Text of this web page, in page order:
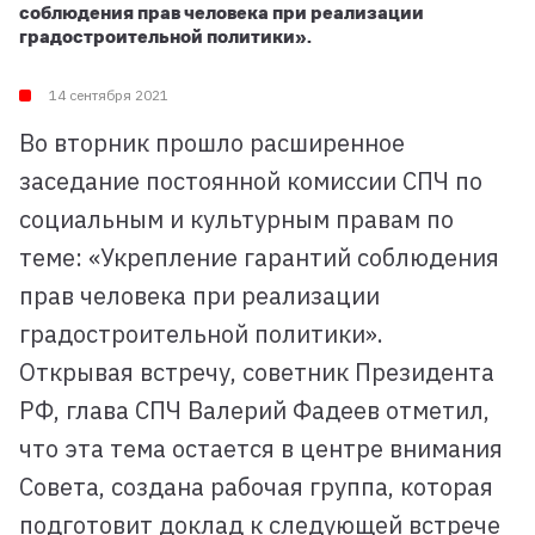
соблюдения прав человека при реализации
градостроительной политики».
14 сентября 2021
Во вторник прошло расширенное
заседание постоянной комиссии СПЧ по
социальным и культурным правам по
теме: «Укрепление гарантий соблюдения
прав человека при реализации
градостроительной политики».
Открывая встречу, советник Президента
РФ, глава СПЧ Валерий Фадеев отметил,
что эта тема остается в центре внимания
Совета, создана рабочая группа, которая
подготовит доклад к следующей встрече